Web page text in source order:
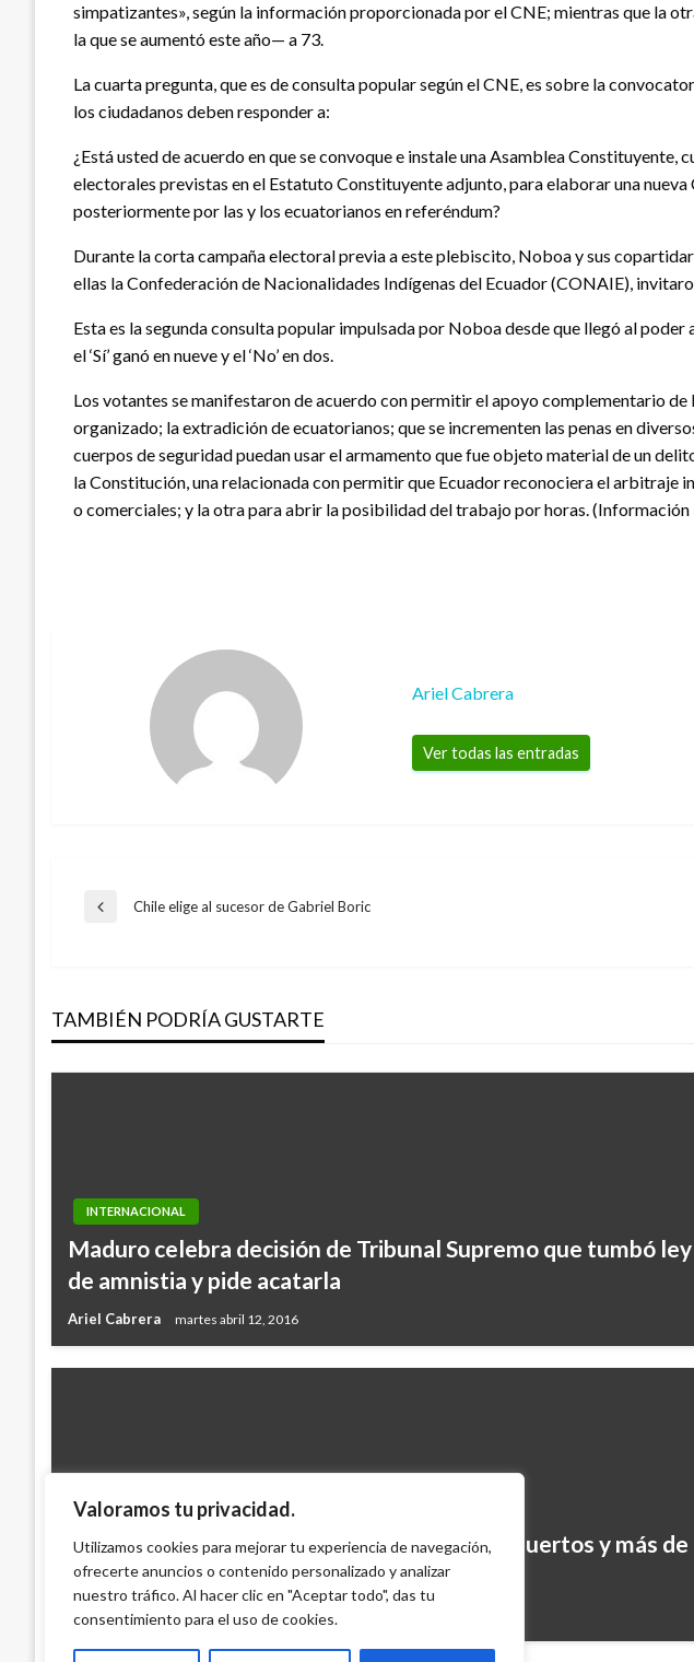
Valoramos tu privacidad.
Utilizamos cookies para mejorar tu experiencia de navegación,
ofrecerte anuncios o contenido personalizado y analizar
nuestro tráfico. Al hacer clic en "Aceptar todo", das tu
consentimiento para el uso de cookies.
simpatizantes», según la información proporcionada por el CNE; mientras que la
la que se aumentó este año— a 73.
La cuarta pregunta, que es de consulta popular según el CNE, es sobre la
los ciudadanos deben responder a:
¿Está usted de acuerdo en que se convoque e instale una Asamblea
electorales previstas en el Estatuto Constituyente adjunto, para elaborar una
posteriormente por las y los ecuatorianos en referéndum?
Durante la corta campaña electoral previa a este plebiscito, Noboa y sus
ellas la Confederación de Nacionalidades Indígenas del Ecuador (CONAIE), invitaron
Esta es la segunda consulta popular impulsada por Noboa desde que llegó al
el ‘Sí’ ganó en nueve y el ‘No’ en dos.
Los votantes se manifestaron de acuerdo con permitir el apoyo complementario
organizado; la extradición de ecuatorianos; que se incrementen las penas en
cuerpos de seguridad puedan usar el armamento que fue objeto material de un
la Constitución, una relacionada con permitir que Ecuador reconociera el
o comerciales; y la otra para abrir la posibilidad del trabajo por horas. (Información
Ariel Cabrera
Ver todas las entradas
Navegación
entradas
Entrada
Chile elige al sucesor de Gabriel Boric
TAMBIÉN PODRÍA GUSTARTE
INTERNACIONAL
Maduro celebra decisión de Tribunal Supremo que tumbó ley
de amnistia y pide acatarla
Ariel Cabrera martes abril 12, 2016
INTERNACIONAL
Jornada de saqueos en Argentina deja dos muertos y más de
100 detenidos
Iván Briceño viernes diciembre 21, 2012